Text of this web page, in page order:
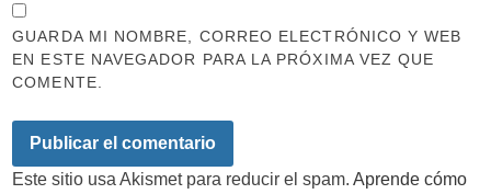
GUARDA MI NOMBRE, CORREO ELECTRÓNICO Y WEB
EN ESTE NAVEGADOR PARA LA PRÓXIMA VEZ QUE
COMENTE.
Este sitio usa Akismet para reducir el spam.Aprende cómo